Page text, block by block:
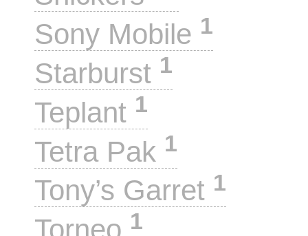
Sony Mobile 1
Starburst 1
Teplant 1
Tetra Pak 1
Tony’s Garret 1
1